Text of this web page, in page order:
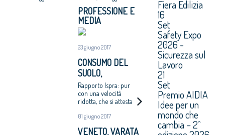
PROFESSIONE E
MEDIA
23 giugno 2017
CONSUMO DEL
SUOLO,
NONOSTANTE LA
CRISI EDIFICATI IN
SETTE MESI 30
ETTARI AL
GIORNO
Rapporto Ispra: pur
con una velocità
ridotta, che si attesta
al secondo, il
01 giugno 2017
VENETO, VARATA
Fiera Edilizia
16
Set
Safety Expo
2026 -
Sicurezza sul
Lavoro
21
Set
Premio AIDIA
Idee per un
mondo che
cambia – 2^